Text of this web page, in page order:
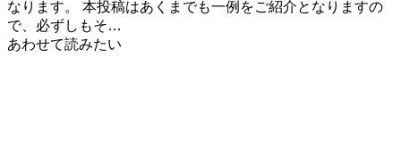
なります。 本投稿はあくまでも一例をご紹介となりますの
で、必ずしもそ…
あわせて読みたい